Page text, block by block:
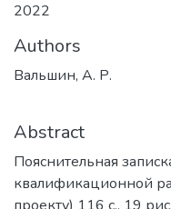
2022
Authors
Вальшин, А. Р.
Abstract
Пояснительная
квалификационной